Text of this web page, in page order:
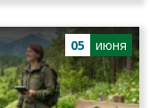
05 июня